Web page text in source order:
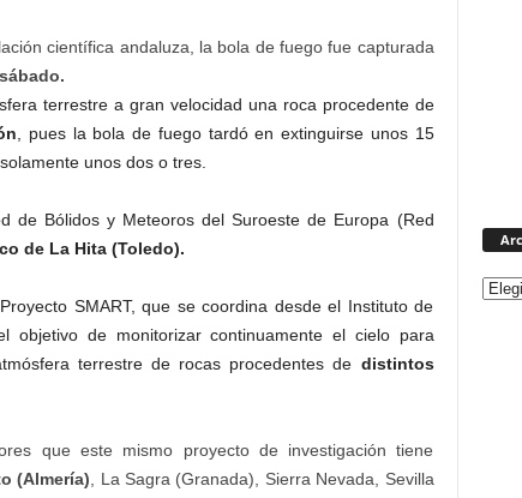
científica andaluza, la bola de fuego fue capturada
terrestre a gran velocidad una roca procedente de
, pues la bola de fuego tardó en extinguirse unos 15
unos dos o tres.
de Bólidos y Meteoros del Suroeste de Europa (Red
de La Hita (Toledo).
SMART, que se coordina desde el Instituto de
objetivo de monitorizar continuamente el cielo para
terrestre de rocas procedentes de distintos
que este mismo proyecto de investigación tiene
(Almería) , La Sagra (Granada), Sierra Nevada, Sevilla